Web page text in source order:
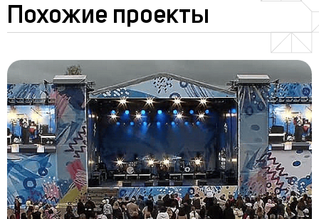
Похожие проекты